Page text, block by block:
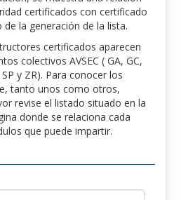
certificados con certificado
la generación de la lista.
certificados aparecen
colectivos AVSEC ( GA, GC,
y ZR). Para conocer los
tanto unos como otros,
revise el listado situado en la
donde se relaciona cada
que puede impartir.